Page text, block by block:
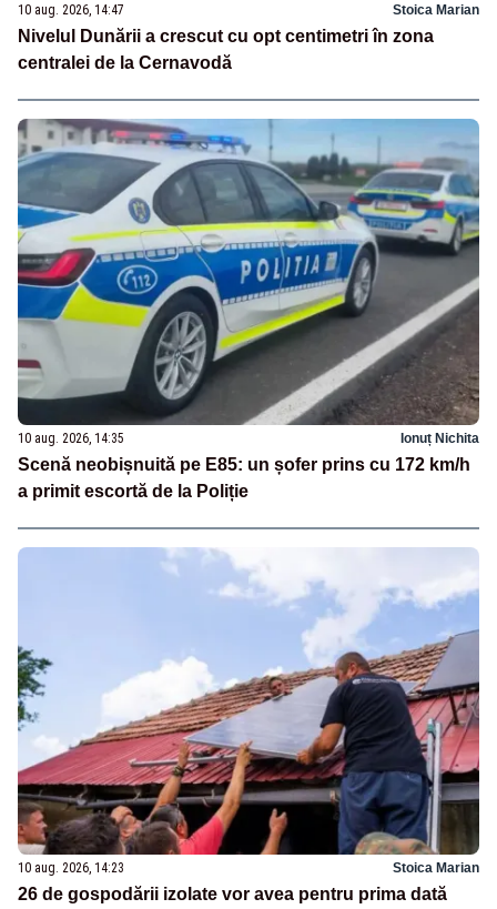
10 aug. 2026, 14:47 Stoica Marian
Nivelul Dunării a crescut cu opt centimetri în zona
centralei de la Cernavodă
10 aug. 2026, 14:35 Ionuț Nichita
Scenă neobișnuită pe E85: un șofer prins cu 172 km/h
a primit escortă de la Poliție
10 aug. 2026, 14:23 Stoica Marian
26 de gospodării izolate vor avea pentru prima dată